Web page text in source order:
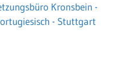
Kronsbein -
- Stuttgart